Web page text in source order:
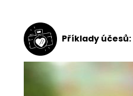
Příklady účesů: